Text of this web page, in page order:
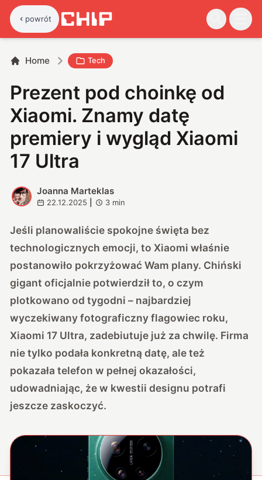
powrót
Home Tech
Prezent pod choinkę od
Xiaomi. Znamy datę
premiery i wygląd Xiaomi
17 Ultra
J
Joanna Marteklas
22.12.2025 3 min
Jeśli planowaliście spokojne święta bez
technologicznych emocji, to Xiaomi właśnie
postanowiło pokrzyżować Wam plany. Chiński
gigant oficjalnie potwierdził to, o czym
plotkowano od tygodni – najbardziej
wyczekiwany fotograficzny flagowiec roku,
Xiaomi 17 Ultra, zadebiutuje już za chwilę. Firma
nie tylko podała konkretną datę, ale też
pokazała telefon w pełnej okazałości,
udowadniając, że w kwestii designu potrafi
jeszcze zaskoczyć.